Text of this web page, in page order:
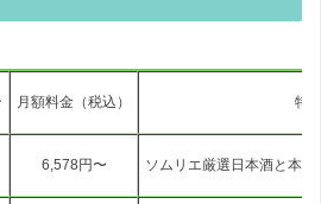
月額料金（税込） 特
6,578円〜 ソムリエ厳選日本酒と本